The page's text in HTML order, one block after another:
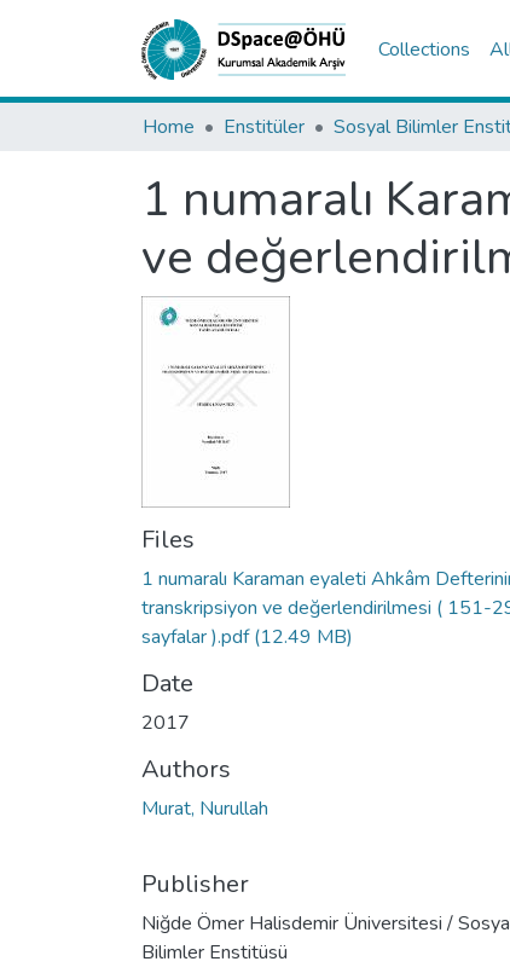
Collections
Home Enstitüler Sosyal Bilimler
1 numaralı
ve
Files
1 numaralı Karaman eyaleti Ahkâm
transkripsiyon ve değerlendirilmesi ( 151-
sayfalar ).pdf(12.49 MB)
Date
2017
Authors
Murat, Nurullah
Publisher
Niğde Ömer Halisdemir Üniversitesi /
Bilimler Enstitüsü